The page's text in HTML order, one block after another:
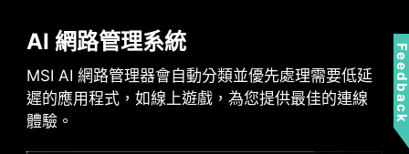
AI 網路管理系統
MSI AI 網路管理器會自動分類並優先處理需要低延
遲的應用程式，如線上遊戲，為您提供最佳的連線
體驗。